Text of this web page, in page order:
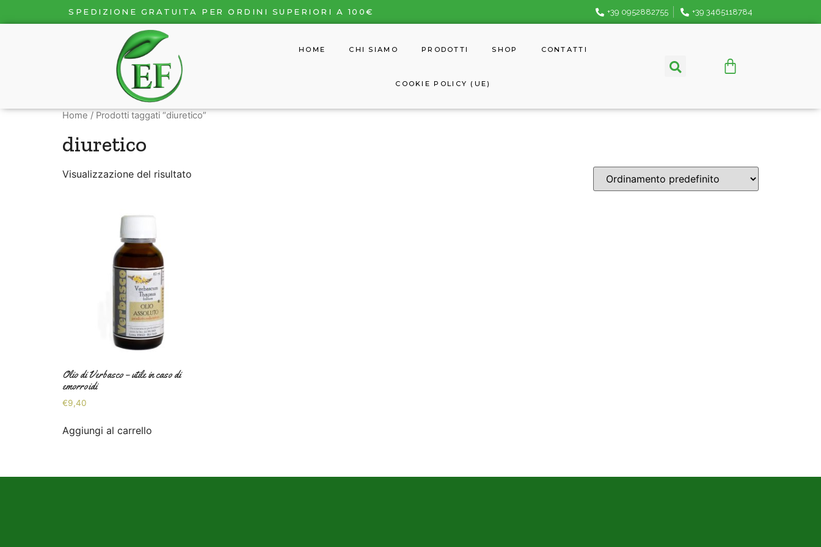
SPEDIZIONE GRATUITA PER ORDINI SUPERIORI A 100€ +39 0952882755 +39 3465118784
HOME CHI SIAMO PRODOTTI SHOP CONTATTI
COOKIE POLICY (UE)
Home / Prodotti taggati “diuretico”
diuretico
Visualizzazione del risultato
Olio di Verbasco – utile in caso di
emorroidi
€9,40
Aggiungi al carrello